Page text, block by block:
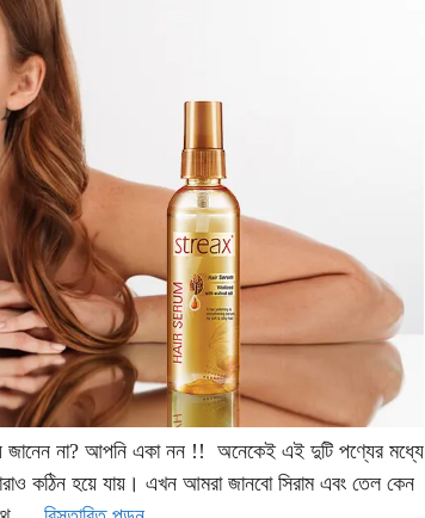
জানেন না? আপনি একা নন !! অনেকেই এই দুটি পণ্যের মধ্যে
কঠিন হয়ে যায়। এখন আমরা জানবো সিরাম এবং তেল কেন